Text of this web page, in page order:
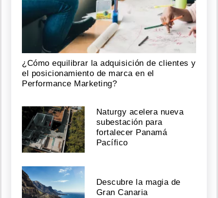
¿Cómo equilibrar la adquisición de clientes y
el posicionamiento de marca en el
Performance Marketing?
Naturgy acelera nueva
subestación para
fortalecer Panamá
Pacífico
Descubre la magia de
Gran Canaria